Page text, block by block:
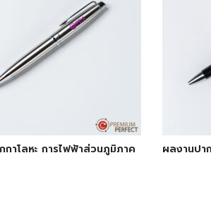
กาโลหะ การไฟฟ้าส่วนภูมิภาค ผลงานปา